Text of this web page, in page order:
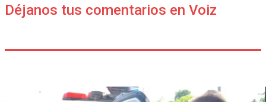
Déjanos tus comentarios en Voiz